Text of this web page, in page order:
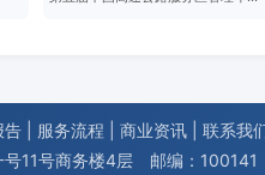
告 服务流程 商业资讯 联系我
号11号商务楼4层 邮编：100141